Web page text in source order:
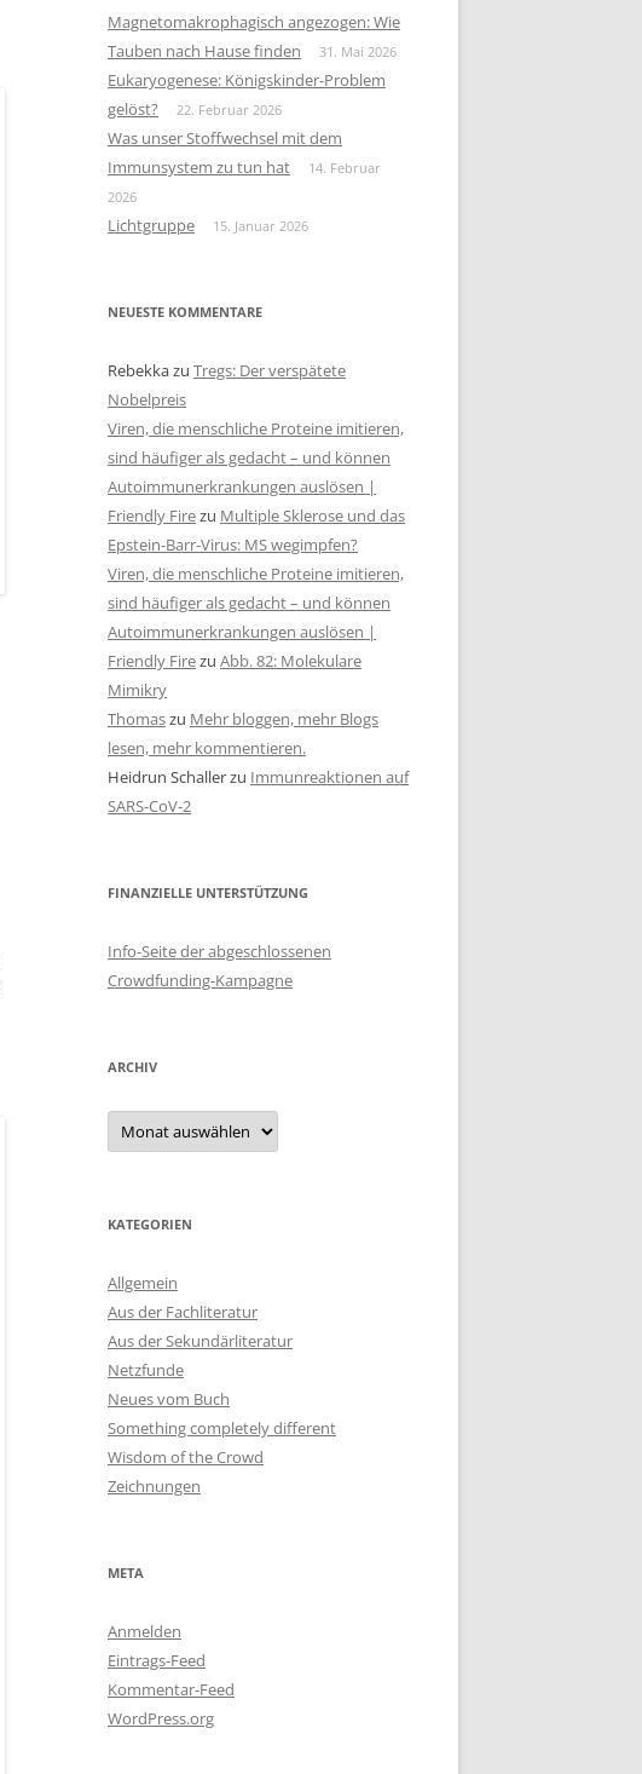
Magnetomakrophagisch angezogen: Wie
Tauben nach Hause finden
31. Mai 2026
Eukaryogenese: Königskinder-Problem
gelöst?
22. Februar 2026
Was unser Stoffwechsel mit dem
Immunsystem zu tun hat
14. Februar
2026
Lichtgruppe 15. Januar 2026
NEUESTE KOMMENTARE
Rebekkazu Tregs: Der verspätete
Nobelpreis
Viren, die menschliche Proteine imitieren,
sind häufiger als gedacht – und können
Autoimmunerkrankungen auslösen |
Friendly Firezu Multiple Sklerose und das
Epstein-Barr-Virus: MS wegimpfen?
Viren, die menschliche Proteine imitieren,
sind häufiger als gedacht – und können
Autoimmunerkrankungen auslösen |
Friendly Firezu Abb. 82: Molekulare
Mimikry
Thomaszu Mehr bloggen, mehr Blogs
lesen, mehr kommentieren.
Heidrun Schallerzu Immunreaktionen auf
SARS-CoV-2
FINANZIELLE UNTERSTÜTZUNG
Info-Seite der abgeschlossenen
Crowdfunding-Kampagne
ARCHIV
Archiv
KATEGORIEN
Allgemein
Aus der Fachliteratur
Aus der Sekundärliteratur
Netzfunde
Neues vom Buch
Something completely different
Wisdom of the Crowd
Zeichnungen
META
Anmelden
Eintrags-Feed
Kommentar-Feed
WordPress.org